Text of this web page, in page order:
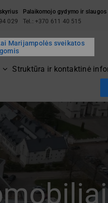
029
Palaikomojo gydymo ir
Tel.: +370 611 40 515
Marijampolės sveikatos
Struktūra ir kontaktinė